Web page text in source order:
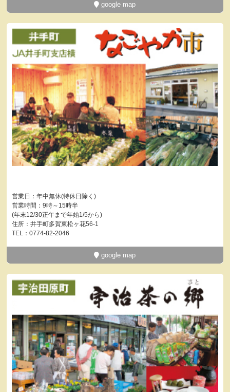
google map
営業日：年中無休(特休日除く)
営業時間：9時～15時半
(年末12/30正午まで年始1/5から)
住所：井手町多賀東松ヶ花56-1
TEL：0774-82-2046
google map